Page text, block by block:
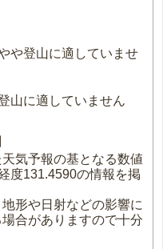
や登山に適していませ
山に適していません
気予報の基となる数値
度131.4590の情報を掲
形や日射などの影響に
合がありますので十分